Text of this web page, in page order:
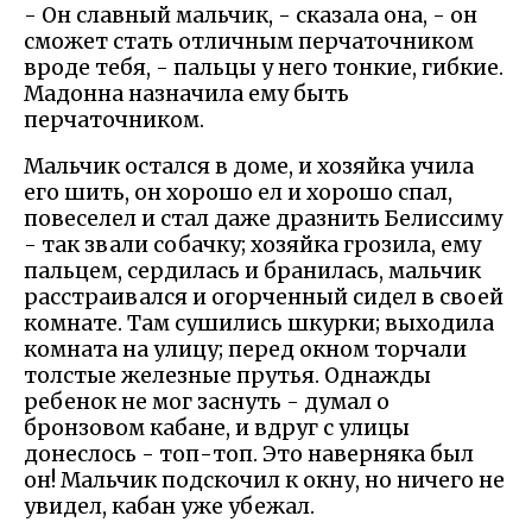
- Он славный мальчик, - сказала она, - он
сможет стать отличным перчаточником
вроде тебя, - пальцы у него тонкие, гибкие.
Мадонна назначила ему быть
перчаточником.
Мальчик остался в доме, и хозяйка учила
его шить, он хорошо ел и хорошо спал,
повеселел и стал даже дразнить Белиссиму
- так звали собачку; хозяйка грозила, ему
пальцем, сердилась и бранилась, мальчик
расстраивался и огорченный сидел в своей
комнате. Там сушились шкурки; выходила
комната на улицу; перед окном торчали
толстые железные прутья. Однажды
ребенок не мог заснуть - думал о
бронзовом кабане, и вдруг с улицы
донеслось - топ-топ. Это наверняка был
он! Мальчик подскочил к окну, но ничего не
увидел, кабан уже убежал.